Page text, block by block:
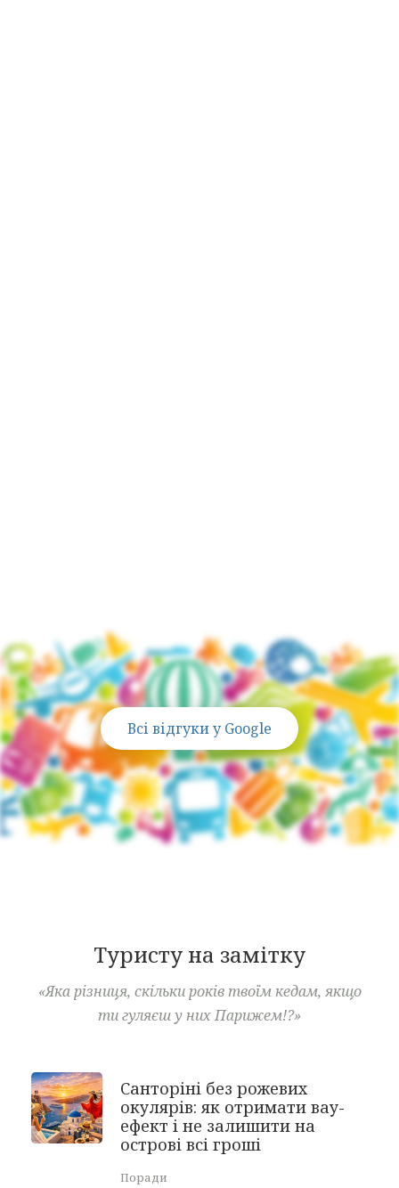
Всі відгуки у Google
Туристу на замітку
«Яка різниця, скільки років твоїм кедам, якщо
ти гуляєш у них Парижем!?»
Санторіні без рожевих
окулярів: як отримати вау-
ефект і не залишити на
острові всі гроші
Поради